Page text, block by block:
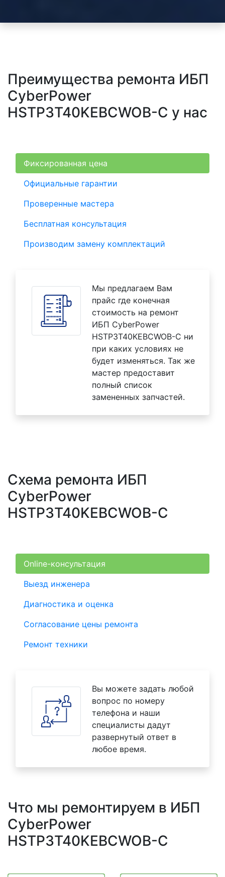
Преимущества ремонта ИБП
CyberPower
HSTP3T40KEBCWOB-C у нас
Фиксированная цена
Официальные гарантии
Проверенные мастера
Бесплатная консультация
Производим замену комплектаций
Мы предлагаем Вам
прайс где конечная
стоимость на ремонт
ИБП CyberPower
HSTP3T40KEBCWOB-C ни
при каких условиях не
будет изменяться. Так же
мастер предоставит
полный список
замененных запчастей.
Схема ремонта ИБП
CyberPower
HSTP3T40KEBCWOB-C
Online-консультация
Выезд инженера
Диагностика и оценка
Согласование цены ремонта
Ремонт техники
Вы можете задать любой
вопрос по номеру
телефона и наши
специалисты дадут
развернутый ответ в
любое время.
Что мы ремонтируем в ИБП
CyberPower
HSTP3T40KEBCWOB-C